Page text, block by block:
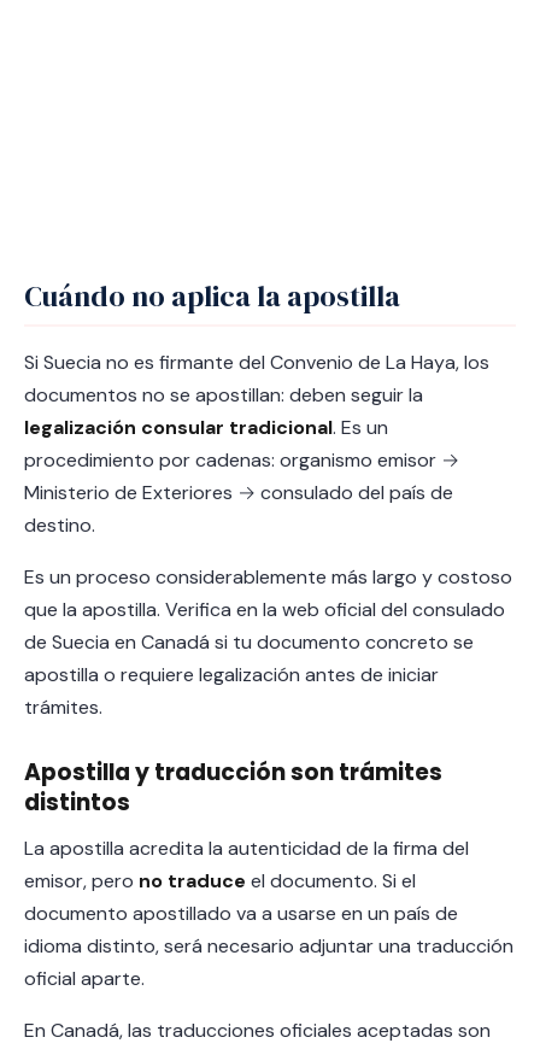
Cuándo no aplica la apostilla
Si Suecia no es firmante del Convenio de La Haya, los
documentos no se apostillan: deben seguir la
legalización consular tradicional. Es un
procedimiento por cadenas: organismo emisor →
Ministerio de Exteriores → consulado del país de
destino.
Es un proceso considerablemente más largo y costoso
que la apostilla. Verifica en la web oficial del consulado
de Suecia en Canadá si tu documento concreto se
apostilla o requiere legalización antes de iniciar
trámites.
Apostilla y traducción son trámites
distintos
La apostilla acredita la autenticidad de la firma del
emisor, pero no traduce el documento. Si el
documento apostillado va a usarse en un país de
idioma distinto, será necesario adjuntar una traducción
oficial aparte.
En Canadá, las traducciones oficiales aceptadas son